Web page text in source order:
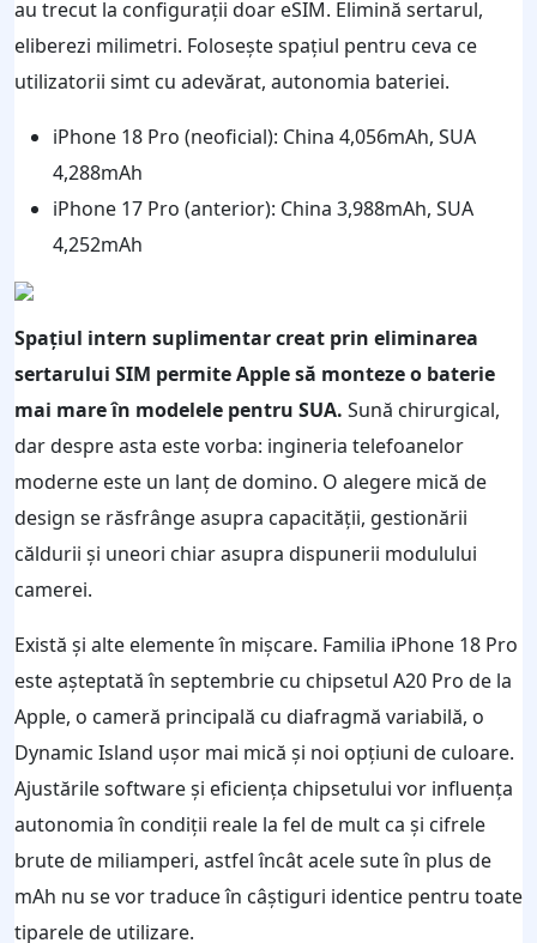
au trecut la configurații doar eSIM. Elimină sertarul,
eliberezi milimetri. Folosește spațiul pentru ceva ce
utilizatorii simt cu adevărat, autonomia bateriei.
iPhone 18 Pro (neoficial): China 4,056mAh, SUA
4,288mAh
iPhone 17 Pro (anterior): China 3,988mAh, SUA
4,252mAh
Spațiul intern suplimentar creat prin eliminarea
sertarului SIM permite Apple să monteze o baterie
mai mare în modelele pentru SUA. Sună chirurgical,
dar despre asta este vorba: ingineria telefoanelor
moderne este un lanț de domino. O alegere mică de
design se răsfrânge asupra capacității, gestionării
căldurii și uneori chiar asupra dispunerii modulului
camerei.
Există și alte elemente în mișcare. Familia iPhone 18 Pro
este așteptată în septembrie cu chipsetul A20 Pro de la
Apple, o cameră principală cu diafragmă variabilă, o
Dynamic Island ușor mai mică și noi opțiuni de culoare.
Ajustările software și eficiența chipsetului vor influența
autonomia în condiții reale la fel de mult ca și cifrele
brute de miliamperi, astfel încât acele sute în plus de
mAh nu se vor traduce în câștiguri identice pentru toate
tiparele de utilizare.